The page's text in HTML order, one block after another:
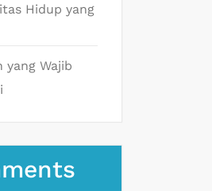
Hidup yang
yang Wajib